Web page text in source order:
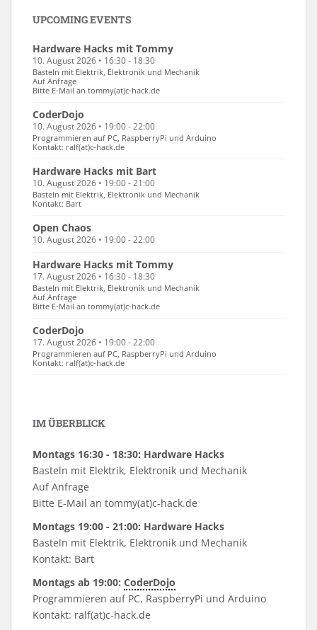
UPCOMING EVENTS
Hardware Hacks mit Tommy
10. August 2026 • 16:30 - 18:30
Basteln mit Elektrik, Elektronik und Mechanik
Auf Anfrage
Bitte E-Mail an tommy(at)c-hack.de
CoderDojo
10. August 2026 • 19:00 - 22:00
Programmieren auf PC, RaspberryPi und Arduino
Kontakt: ralf(at)c-hack.de
Hardware Hacks mit Bart
10. August 2026 • 19:00 - 21:00
Basteln mit Elektrik, Elektronik und Mechanik
Kontakt: Bart
Open Chaos
10. August 2026 • 19:00 - 22:00
Hardware Hacks mit Tommy
17. August 2026 • 16:30 - 18:30
Basteln mit Elektrik, Elektronik und Mechanik
Auf Anfrage
Bitte E-Mail an tommy(at)c-hack.de
CoderDojo
17. August 2026 • 19:00 - 22:00
Programmieren auf PC, RaspberryPi und Arduino
Kontakt: ralf(at)c-hack.de
IM ÜBERBLICK
Montags 16:30 - 18:30: Hardware Hacks
Basteln mit Elektrik, Elektronik und Mechanik
Auf Anfrage
Bitte E-Mail an tommy(at)c-hack.de
Montags 19:00 - 21:00: Hardware Hacks
Basteln mit Elektrik, Elektronik und Mechanik
Kontakt: Bart
Montags ab 19:00: CoderDojo
Programmieren auf PC, RaspberryPi und Arduino
Kontakt: ralf(at)c-hack.de